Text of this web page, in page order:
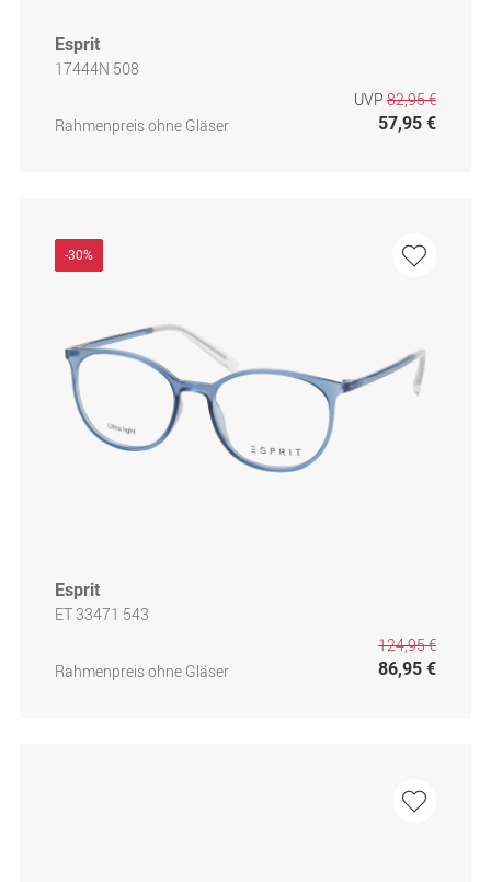
Esprit
17444N 508
Rahmenpreis ohne Gläser
UVP 82,95 €
57,95 €
-30%
Esprit
ET 33471 543
Rahmenpreis ohne Gläser
124,95 €
86,95 €